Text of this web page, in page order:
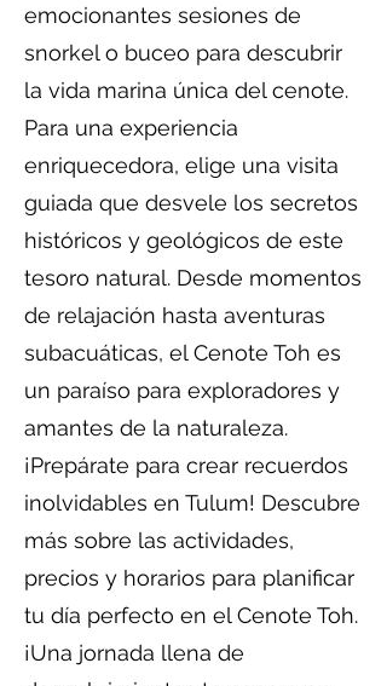
emocionantes sesiones de
snorkel o buceo para descubrir
la vida marina única del cenote.
Para una experiencia
enriquecedora, elige una visita
guiada que desvele los secretos
históricos y geológicos de este
tesoro natural. Desde momentos
de relajación hasta aventuras
subacuáticas, el Cenote Toh es
un paraíso para exploradores y
amantes de la naturaleza.
¡Prepárate para crear recuerdos
inolvidables en Tulum! Descubre
más sobre las actividades,
precios y horarios para planificar
tu día perfecto en el Cenote Toh.
¡Una jornada llena de